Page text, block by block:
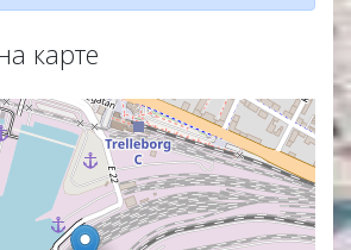
карте